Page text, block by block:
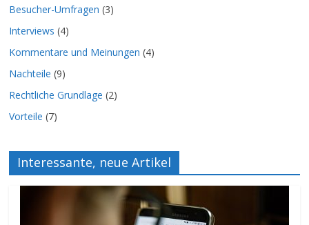
Besucher-Umfragen (3)
Interviews (4)
Kommentare und Meinungen (4)
Nachteile (9)
Rechtliche Grundlage (2)
Vorteile (7)
Interessante, neue Artikel